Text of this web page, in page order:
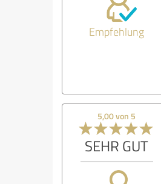
Empfehlung
5,00 von 5
SEHR GUT